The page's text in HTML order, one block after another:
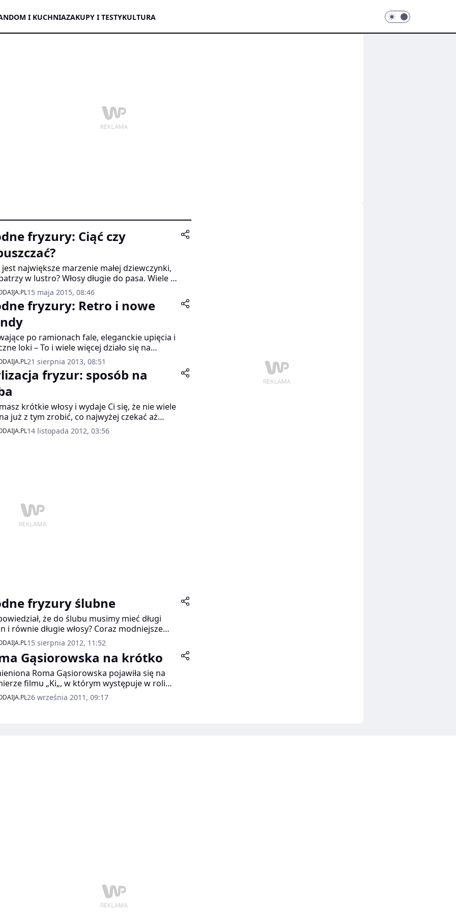
DOM I KUCHNIAZAKUPY I TESTYKULTURA
fryzury: Ciąć czy
jest największe marzenie małej dziewczynki,
w lustro? Włosy długie do pasa. Wiele z
upływem lat nie rezygnuje z tego pragnienia,
że włosy nie są w najlepszej kondycji. Jak po
fryzjerskich eksperymentach, niekoniecznie
zapuścić włosy i czy każda kobieta
to robić, wyjaśnia Oskar Bachoń, hair &
up designer.
15 maja 2015, 08:46
fryzury: Retro i nowe
po ramionach fale, eleganckie upięcia i
loki – To i wiele więcej działo się na
modelek, które pozowały do najnowszej
w Syrenim Śpiewie, prezentującej
stylistów z warszawskich salonów
Design.
21 sierpnia 2013, 08:51
fryzur: sposób na
krótkie włosy i wydaje Ci się, że nie wiele
już z tym zrobić, co najwyżej czekać aż
to jesteś w błędzie. Doczepiając kilka
pasemek możesz stworzyć najbardziej
14 listopada 2012, 03:56
fryzury ślubne
że do ślubu musimy mieć długi
i równie długie włosy? Coraz modniejsze
się fryzury stylizowane na lata 20. ub. wieku.
włosy, a do tego gustowne tiary i ozdoby
takie jak chociażby te od projektantki
Carlisle.
15 sierpnia 2012, 11:52
Gąsiorowska na krótko
Roma Gąsiorowska pojawiła się na
filmu „Ki„, w którym występuje w roli
26 września 2011, 09:17